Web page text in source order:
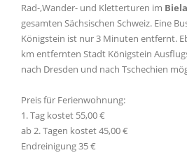
Rad-,Wander- und Kletterturen im
gesamten Sächsischen Schweiz. Eine
Königstein ist nur 3 Minuten entfernt.
km entfernten Stadt Königstein
nach Dresden und nach Tschechien
Preis für Ferienwohnung:
1. Tag kostet 55,00 €
ab 2. Tagen kostet 45,00 €
Endreinigung 35 €